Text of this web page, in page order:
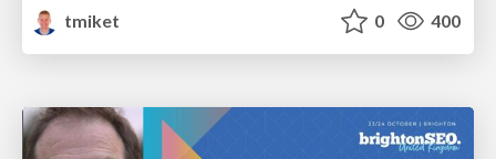
tmiket
0 400